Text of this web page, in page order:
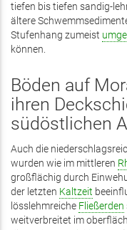
tiefen bis tiefen sandig-
ältere
Stufenhang zumeist
können.
Böden auf
ihren
südöstlichen
Auch die
wurden wie im mittleren
großflächig durch
der letzten Kaltzeit
lösslehmreiche Fließerden
weitverbreitet im